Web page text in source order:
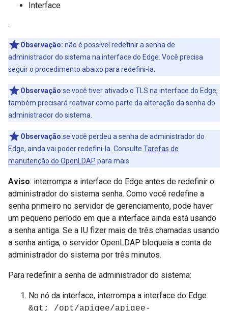
Interface
.
Observação: não é possível redefinir a senha de
administrador do sistema na interface do Edge. Você precisa
seguir o procedimento abaixo para redefini-la.
Observação:se você tiver ativado o TLS na interface do Edge,
também precisará reativar como parte da alteração da senha do
administrador do sistema.
Observação:se você perdeu a senha de administrador do
Edge, ainda vai poder redefini-la. Consulte Tarefas de
manutenção do OpenLDAP para mais.
Aviso: interrompa a interface do Edge antes de redefinir o
administrador do sistema senha. Como você redefine a
senha primeiro no servidor de gerenciamento, pode haver
um pequeno período em que a interface ainda está usando
a senha antiga. Se a IU fizer mais de três chamadas usando
a senha antiga, o servidor OpenLDAP bloqueia a conta de
administrador do sistema por três minutos.
Para redefinir a senha de administrador do sistema:
No nó da interface, interrompa a interface do Edge:
&gt; /opt/apigee/apigee-